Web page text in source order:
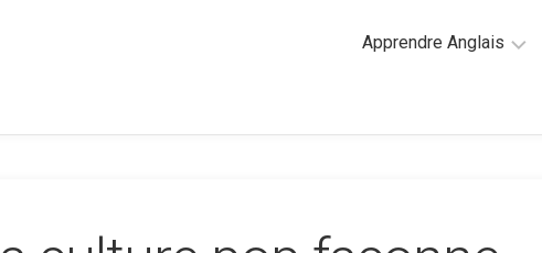
Apprendre Anglais
minutes